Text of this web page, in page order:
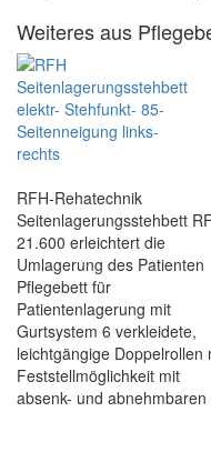
Weiteres aus
RFH-Rehatechnik
Seitenlagerungsstehbett
21.600 erleichtert die
Umlagerung des Patienten
Pflegebett für
Patientenlagerung mit
Gurtsystem 6 verkleidete,
leichtgängige Doppelrollen
Feststellmöglichkeit mit
absenk- und abnehmbaren